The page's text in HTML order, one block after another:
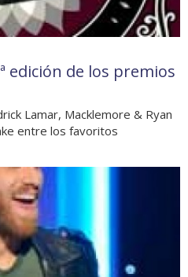
edición de los premios
Lamar, Macklemore & Ryan
entre los favoritos